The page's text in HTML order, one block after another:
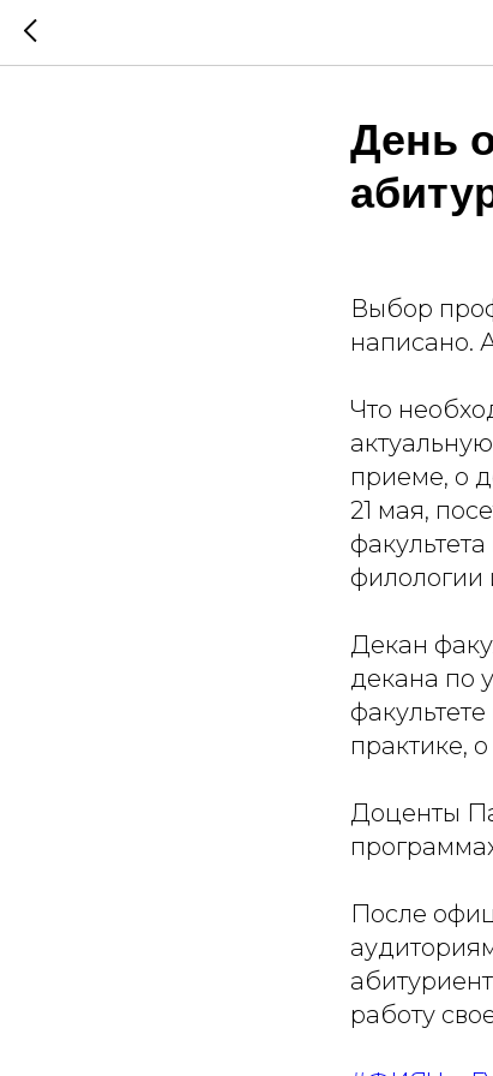
День
Выбор
написано.
Что
приеме, о
21 мая,
филологии
Декан
декана по
практике,
Доценты
После
работу